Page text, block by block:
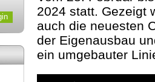
2024 statt. Gezeigt
auch die neuesten
der Eigenausbau
ein umgebauter